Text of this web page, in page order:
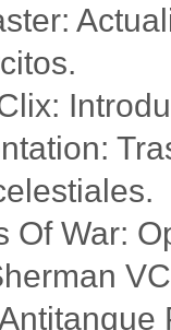
Of War: